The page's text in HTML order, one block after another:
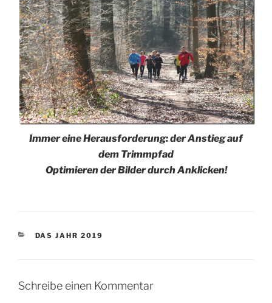
Immer eine Herausforderung: der Anstieg auf
dem Trimmpfad
Optimieren der Bilder durch Anklicken!
KATEGORIEN
DAS JAHR 2019
Schreibe einen Kommentar